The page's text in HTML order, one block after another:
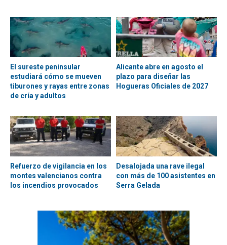
El sureste peninsular
estudiará cómo se mueven
tiburones y rayas entre zonas
de cría y adultos
Alicante abre en agosto el
plazo para diseñar las
Hogueras Oficiales de 2027
Refuerzo de vigilancia en los
montes valencianos contra
los incendios provocados
Desalojada una rave ilegal
con más de 100 asistentes en
Serra Gelada